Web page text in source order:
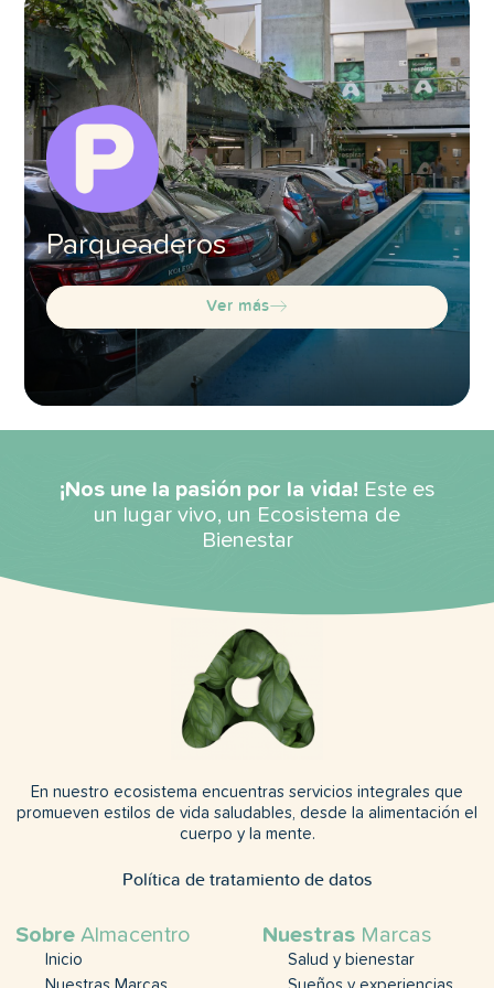
Parqueaderos
Ver más
¡Nos une la pasión por la vida! Este es
un lugar vivo, un Ecosistema de
Bienestar
En nuestro ecosistema encuentras servicios integrales que
promueven estilos de vida saludables, desde la alimentación el
cuerpo y la mente.
Política de tratamiento de datos
Sobre Almacentro
Inicio
Nuestras Marcas
Salud y bienestar